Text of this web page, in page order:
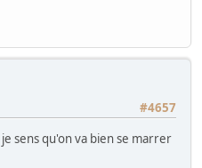
#4657
je sens qu'on va bien se marrer